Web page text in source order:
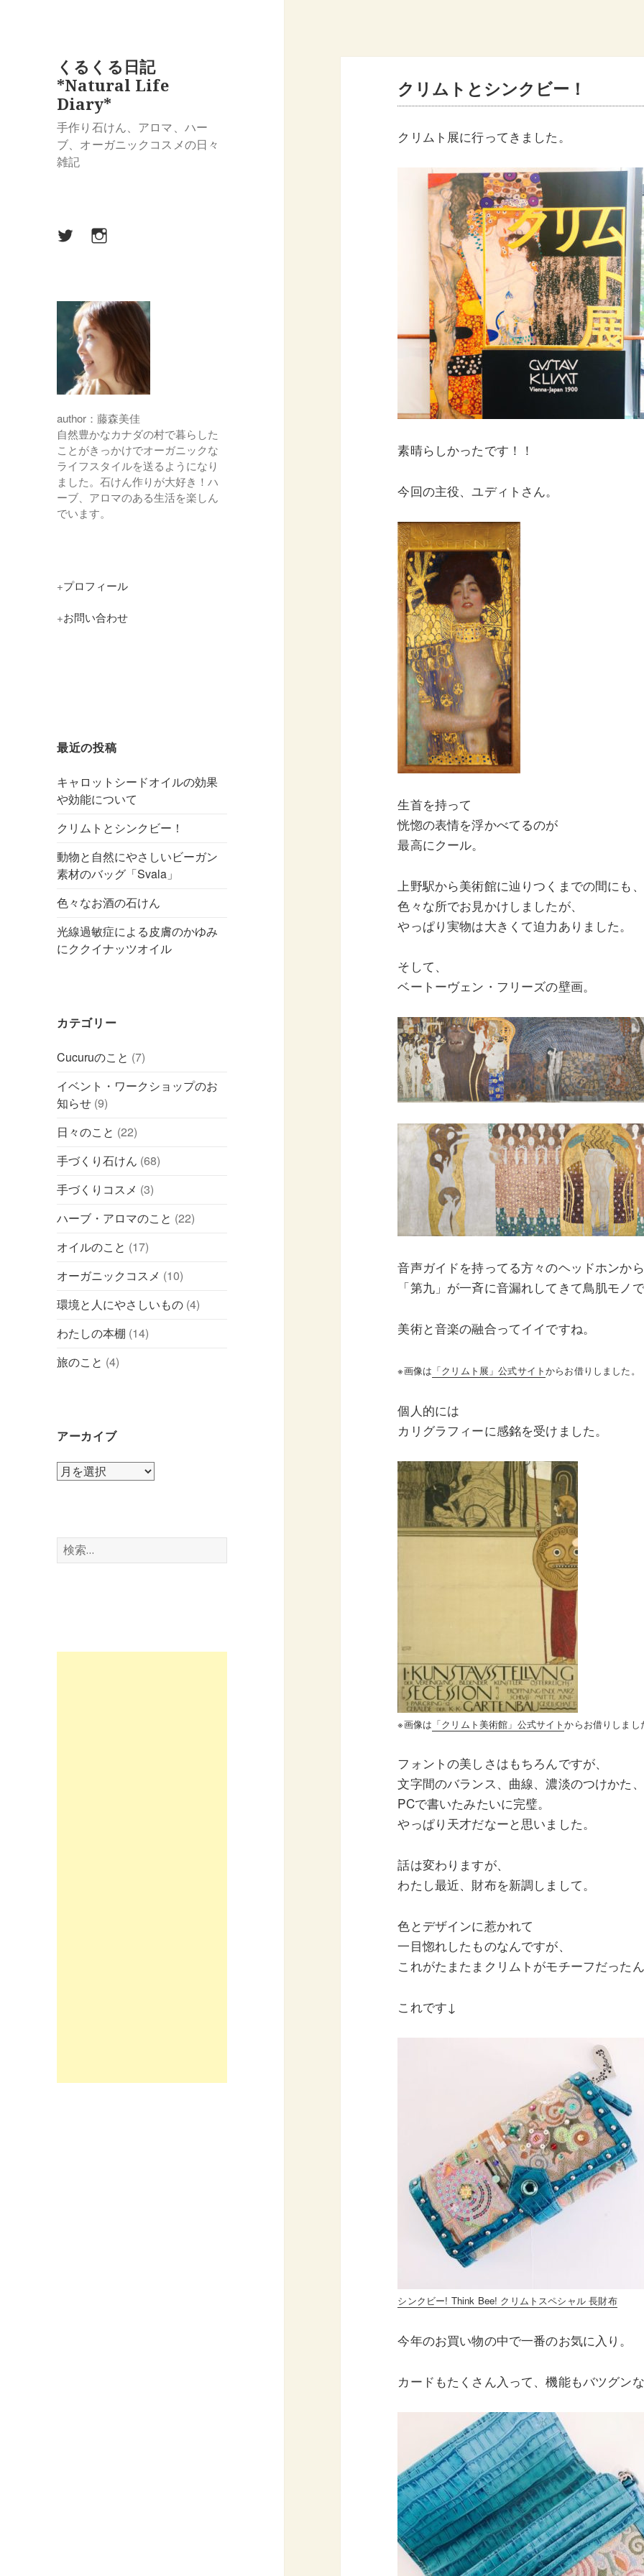
くるくる日記
*Natural Life
Diary*
手作り石けん、アロマ、ハー
ブ、オーガニックコスメの日々
雑記
TwitterInstagram
author：藤森美佳
自然豊かなカナダの村で暮らした
ことがきっかけでオーガニックな
ライフスタイルを送るようになり
ました。石けん作りが大好き！ハ
ーブ、アロマのある生活を楽しん
でいます。
+プロフィール
+お問い合わせ
最近の投稿
キャロットシードオイルの効果
や効能について
クリムトとシンクビー！
動物と自然にやさしいビーガン
素材のバッグ「Svala」
色々なお酒の石けん
光線過敏症による皮膚のかゆみ
にククイナッツオイル
カテゴリー
Cucuruのこと (7)
イベント・ワークショップのお
知らせ (9)
日々のこと (22)
手づくり石けん (68)
手づくりコスメ (3)
ハーブ・アロマのこと (22)
オイルのこと (17)
オーガニックコスメ (10)
環境と人にやさしいもの (4)
わたしの本棚 (14)
旅のこと (4)
アーカイブ
ア
ブ
検
索:
クリムトとシンクビー！
クリムト展に行ってきました。
素晴らしかったです！！
今回の主役、ユディトさん。
生首を持って
恍惚の表情を浮かべてるのが
最高にクール。
上野駅から美術館に辿りつくまでの間にも、
色々な所でお見かけしましたが、
やっぱり実物は大きくて迫力ありました。
そして、
ベートーヴェン・フリーズの壁画。
音声ガイドを持ってる方々のヘッドホンか
「第九」が一斉に音漏れしてきて鳥肌モノ
美術と音楽の融合ってイイですね。
※画像は 「クリムト展」公式サイトからお借りしました。
個人的には
カリグラフィーに感銘を受けました。
※画像は 「クリムト美術館」公式サイトからお借りしまし
フォントの美しさはもちろんですが、
文字間のバランス、曲線、濃淡のつけかた、
PCで書いたみたいに完璧。
やっぱり天才だなーと思いました。
話は変わりますが、
わたし最近、財布を新調しまして。
色とデザインに惹かれて
一目惚れしたものなんですが、
これがたまたまクリムトがモチーフだった
これです↓
シンクビー! Think Bee! クリムトスペシャル 長財布
今年のお買い物の中で一番のお気に入り。
カードもたくさん入って、機能もバツグン